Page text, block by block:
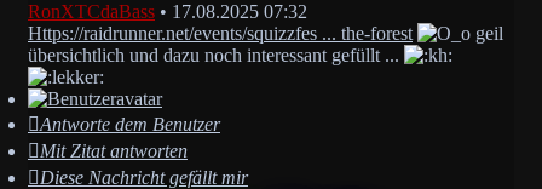
RonXTCdaBass • 17.08.2025 07:32
Https://raidrunner.net/events/squizzfes ... the-forest
geil
übersichtlich und dazu noch interessant gefüllt ...
Antworte dem Benutzer
Mit Zitat antworten
Diese Nachricht gefällt mir